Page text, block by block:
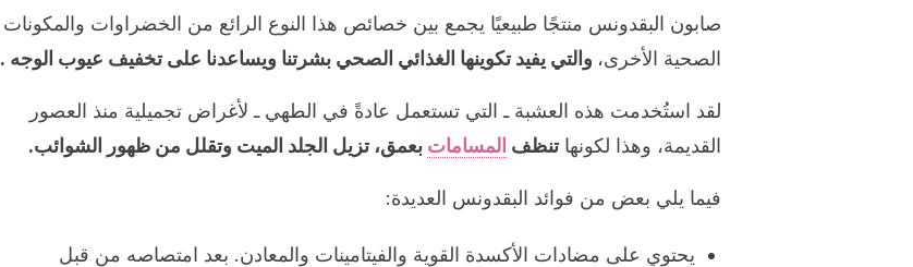
صابون البقدونس منتجًا طبيعيًا يجمع بين خصائص هذا النوع الرائع من الخضراوات والمكونات
الصحية الأخرى، والتي يفيد تكوينها الغذائي الصحي بشرتنا ويساعدنا على تخفيف عيوب الوجه .
لقد استُخدمت هذه العشبة ـ التي تستعمل عادةً في الطهي ـ لأغراض تجميلية منذ العصور
القديمة، وهذا لكونهاتنظف المسامات بعمق، تزيل الجلد الميت وتقلل من ظهور الشوائب.
فيما يلي بعض من فوائد البقدونس العديدة:
يحتوي على مضادات الأكسدة القوية والفيتامينات والمعادن. بعد امتصاصه من قبل